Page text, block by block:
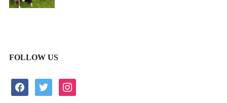
FOLLOW US
facebooktwitter instagram